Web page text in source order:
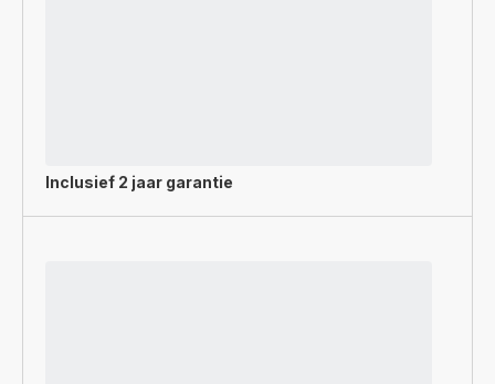
Inclusief 2 jaar garantie